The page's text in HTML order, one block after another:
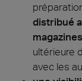
distribué
ultérieure
avec les